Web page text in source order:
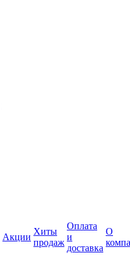
Акции
Хиты
продаж
Оплата
и
доставка
О